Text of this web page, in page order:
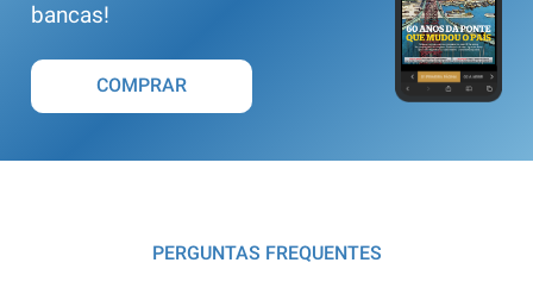
bancas!
COMPRAR
PERGUNTAS FREQUENTES